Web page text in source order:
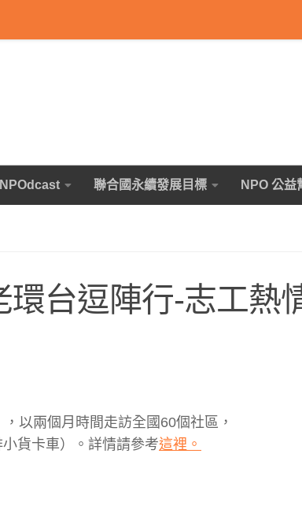
NPOdcast 聯合國永續發展目標 NPO 公益
台逗陣行-志工熱
以兩個月時間走訪全國60個社區，
貨卡車）。詳情請參考這裡。